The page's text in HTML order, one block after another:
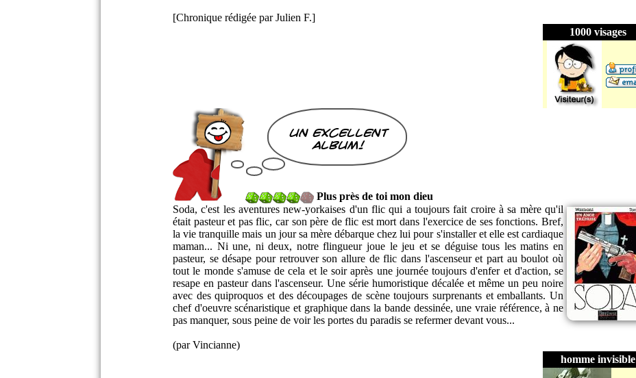
[Chronique rédigée par Julien F.]
1000 visages
un excellent
album!
Plus près de toi mon dieu
Soda, c'est les aventures new-yorkaises d'un flic qui a toujours fait croire à sa mère qu'il
était pasteur et pas flic, car son père de flic est mort dans l'exercice de ses fonctions. Bref,
la vie tranquille mais un jour sa mère débarque chez lui pour s'installer et elle est cardiaque
maman... Ni une, ni deux, notre flingueur joue le jeu et se déguise tous les matins en
pasteur, se désape pour retrouver son allure de flic dans l'ascenseur et part au boulot où
tout le monde s'amuse de cela et le soir après une journée toujours d'enfer et d'action, se
resape en pasteur dans l'ascenseur. Une série humoristique décalée et même un peu noire
avec des quiproquos et des découpages de scène toujours surprenants et emballants. Un
chef d'oeuvre scénaristique et graphique dans la bande dessinée, une vraie référence, à ne
pas manquer, sous peine de voir les portes du paradis se refermer devant vous...
(par Vincianne)
homme invisible